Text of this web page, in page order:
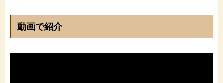
動画で紹介